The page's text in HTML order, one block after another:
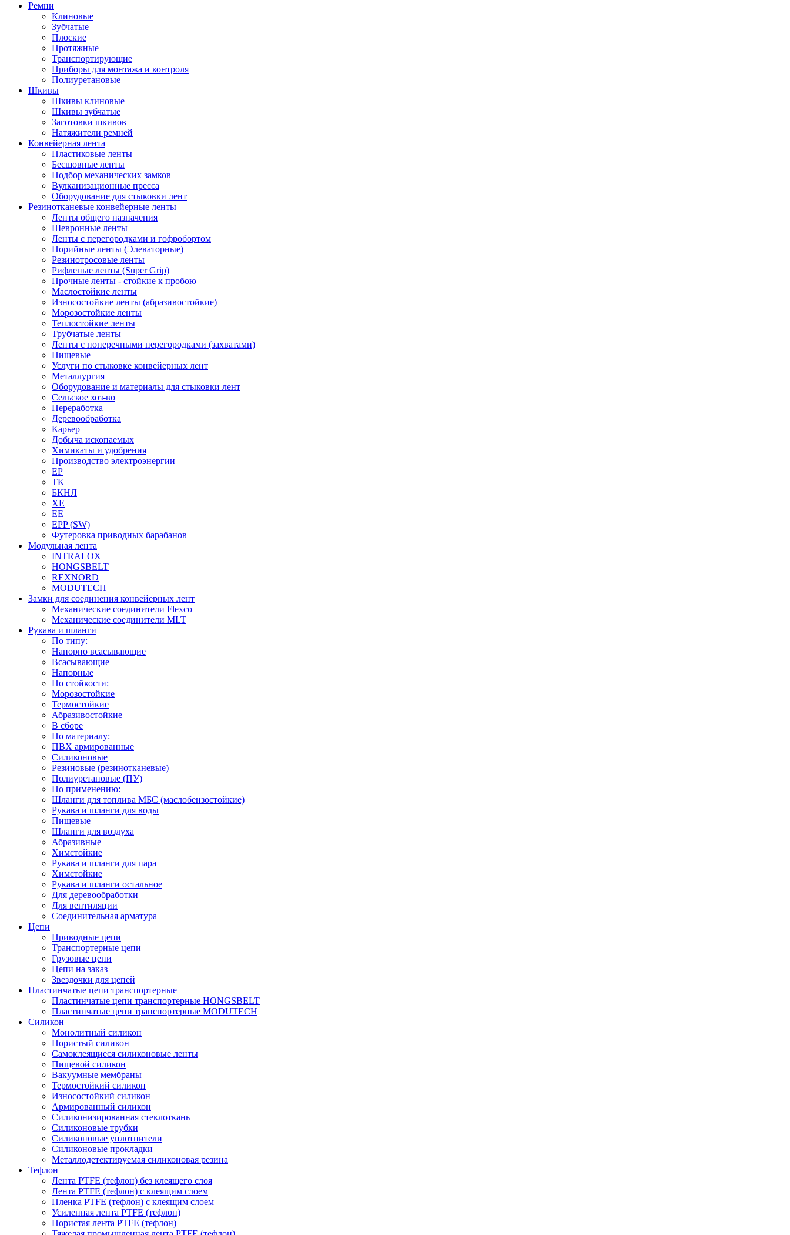
Ремни
Клиновые
Зубчатые
Плоские
Протяжные
Транспортирующие
Приборы для монтажа и контроля
Полиуретановые
Шкивы
Шкивы клиновые
Шкивы зубчатые
Заготовки шкивов
Натяжители ремней
Конвейерная лента
Пластиковые ленты
Бесшовные ленты
Подбор механических замков
Вулканизационные пресса
Оборудование для стыковки лент
Резинотканевые конвейерные ленты
Ленты общего назначения
Шевронные ленты
Ленты с перегородками и гофробортом
Норийные ленты (Элеваторные)
Резинотросовые ленты
Рифленые ленты (Super Grip)
Прочные ленты - стойкие к пробою
Маслостойкие ленты
Износостойкие ленты (абразивостойкие)
Морозостойкие ленты
Теплостойкие ленты
Трубчатые ленты
Ленты с поперечными перегородками (захватами)
Пищевые
Услуги по стыковке конвейерных лент
Металлургия
Оборудование и материалы для стыковки лент
Сельское хоз-во
Переработка
Деревообработка
Карьер
Добыча ископаемых
Химикаты и удобрения
Производство электроэнергии
EP
ТК
БКНЛ
XE
EE
EPP (SW)
Футеровка приводных барабанов
Модульная лента
INTRALOX
HONGSBELT
REXNORD
MODUTECH
Замки для соединения конвейерных лент
Механические соединители Flexco
Механические соединители MLT
Рукава и шланги
По типу:
Напорно всасывающие
Всасывающие
Напорные
По стойкости:
Морозостойкие
Термостойкие
Абразивостойкие
В сборе
По материалу:
ПВХ армированные
Силиконовые
Резиновые (резинотканевые)
Полиуретановые (ПУ)
По применению:
Шланги для топлива МБС (маслобензостойкие)
Рукава и шланги для воды
Пищевые
Шланги для воздуха
Абразивные
Химстойкие
Рукава и шланги для пара
Химстойкие
Рукава и шланги остальное
Для деревообработки
Для вентиляции
Соединительная арматура
Цепи
Приводные цепи
Транспортерные цепи
Грузовые цепи
Цепи на заказ
Звездочки для цепей
Пластинчатые цепи транспортерные
Пластинчатые цепи транспортерные HONGSBELT
Пластинчатые цепи транспортерные MODUTECH
Силикон
Монолитный силикон
Пористый силикон
Самоклеящиеся силиконовые ленты
Пищевой силикон
Вакуумные мембраны
Термостойкий силикон
Износостойкий силикон
Армированный силикон
Силиконизированная стеклоткань
Силиконовые трубки
Силиконовые уплотнители
Силиконовые прокладки
Металлодетектируемая силиконовая резина
Тефлон
Лента PTFE (тефлон) без клеящего слоя
Лента PTFE (тефлон) с клеящим слоем
Пленка PTFE (тефлон) с клеящим слоем
Усиленная лента PTFE (тефлон)
Пористая лента PTFE (тефлон)